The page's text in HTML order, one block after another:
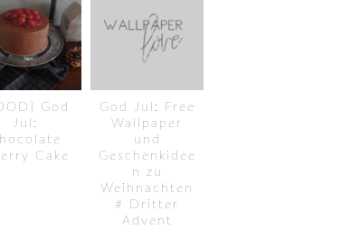
God
Jul:
Cake
God Jul: Free
Wallpaper
und
Geschenkidee
n zu
Weihnachten
# Dritter
Advent